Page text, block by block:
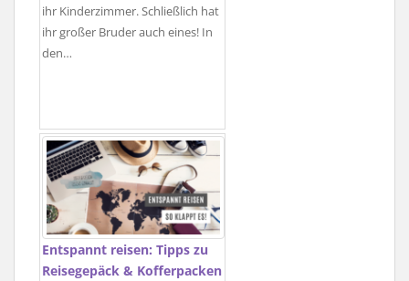
ihr Kinderzimmer. Schließlich hat
ihr großer Bruder auch eines! In
den…
Entspannt reisen: Tipps zu
Reisegepäck & Kofferpacken